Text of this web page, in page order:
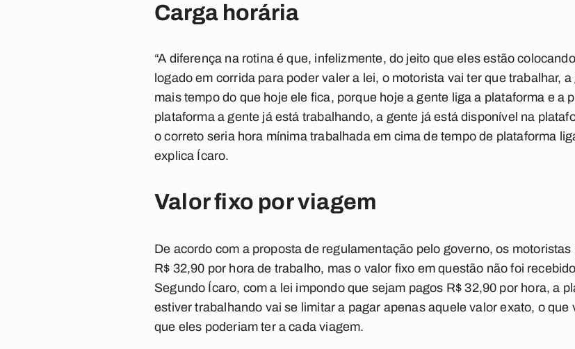
Carga horária
“A diferença na rotina é que, infelizmente, do jeito que eles estão
logado em corrida para poder valer a lei, o motorista vai ter que trabalhar,
mais tempo do que hoje ele fica, porque hoje a gente liga a plataforma e a
plataforma a gente já está trabalhando, a gente já está disponível na
o correto seria hora mínima trabalhada em cima de tempo de plataforma
explica Ícaro.
Valor fixo por viagem
De acordo com a proposta de regulamentação pelo governo, os
R$ 32,90 por hora de trabalho, mas o valor fixo em questão não foi
Segundo Ícaro, com a lei impondo que sejam pagos R$ 32,90 por hora, a
estiver trabalhando vai se limitar a pagar apenas aquele valor exato, o
que eles poderiam ter a cada viagem.